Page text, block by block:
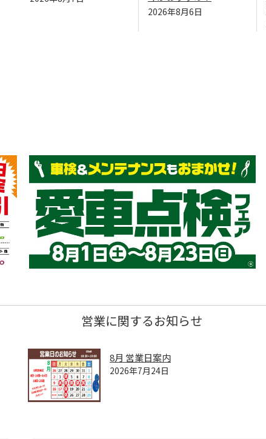
2026年8月6日
営業に関するお知らせ
8月 営業日案内
2026年7月24日